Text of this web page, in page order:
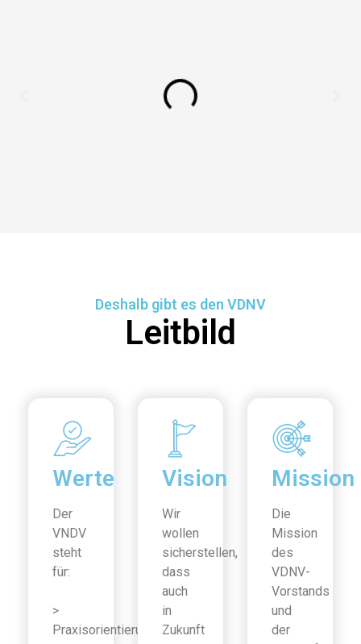
Deshalb gibt es den VDNV
Leitbild
Werte
Der
VNDV
steht
für:
>
Praxisorientierung
Vision
Wir
wollen
sicherstellen,
dass
auch
in
Zukunft
Mission
Die
Mission
des
VDNV-
Vorstands
und
der